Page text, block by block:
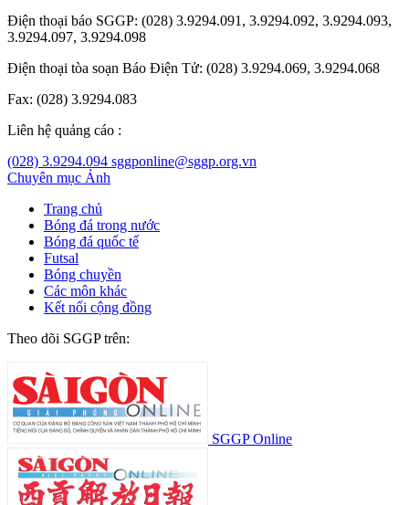
Điện thoại báo SGGP: (028) 3.9294.091, 3.9294.092, 3.9294.093,
3.9294.097, 3.9294.098
Điện thoại tòa soạn Báo Điện Tử: (028) 3.9294.069, 3.9294.068
Fax: (028) 3.9294.083
Liên hệ quảng cáo :
(028) 3.9294.094 sggponline@sggp.org.vn
Chuyên mục Ảnh
Trang chủ
Bóng đá trong nước
Bóng đá quốc tế
Futsal
Bóng chuyền
Các môn khác
Kết nối cộng đồng
Theo dõi SGGP trên:
SGGP Online